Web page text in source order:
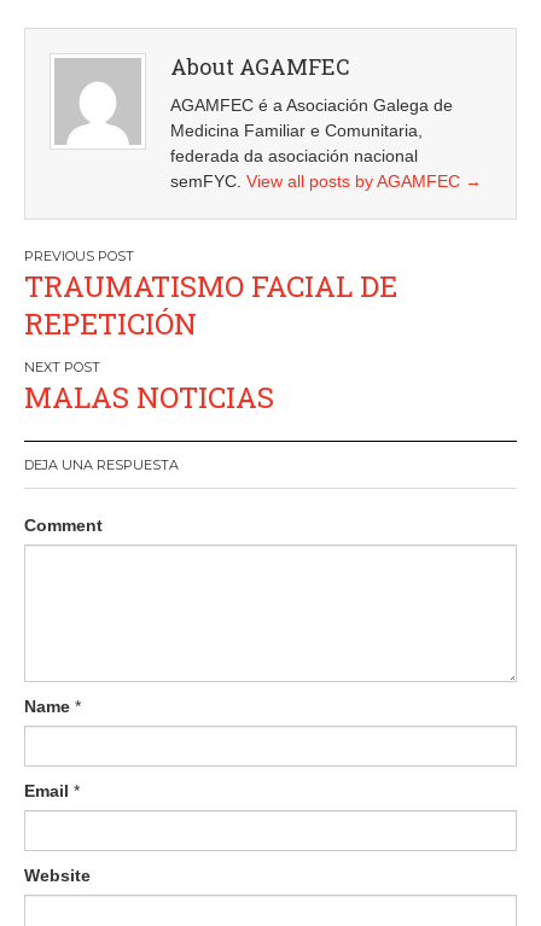
About AGAMFEC
AGAMFEC é a Asociación Galega de
Medicina Familiar e Comunitaria,
federada da asociación nacional
semFYC. View all posts by AGAMFEC →
Navegación
de
entradas
TRAUMATISMO FACIAL DE
REPETICIÓN
MALAS NOTICIAS
DEJA UNA RESPUESTA
Comment
Name *
Email *
Website